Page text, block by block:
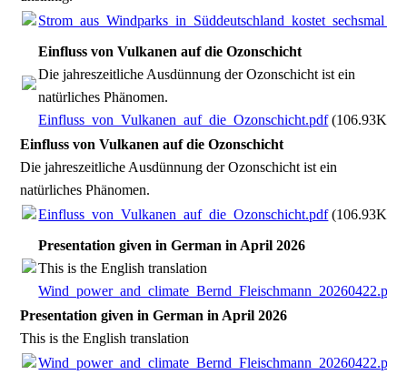
Einfluss von Vulkanen auf die Ozonschicht
Die jahreszeitliche Ausdünnung der Ozonschicht ist ein
natürliches Phänomen.
Einfluss_von_Vulkanen_auf_die_Ozonschicht.pdf(106.93KB)
Einfluss von Vulkanen auf die Ozonschicht
Die jahreszeitliche Ausdünnung der Ozonschicht ist ein
natürliches Phänomen.
Einfluss_von_Vulkanen_auf_die_Ozonschicht.pdf(106.93KB)
Presentation given in German in April 2026
This is the English translation
Wind_power_and_climate_Bernd_Fleischmann_20260422.pdf
Presentation given in German in April 2026
This is the English translation
Wind_power_and_climate_Bernd_Fleischmann_20260422.pdf